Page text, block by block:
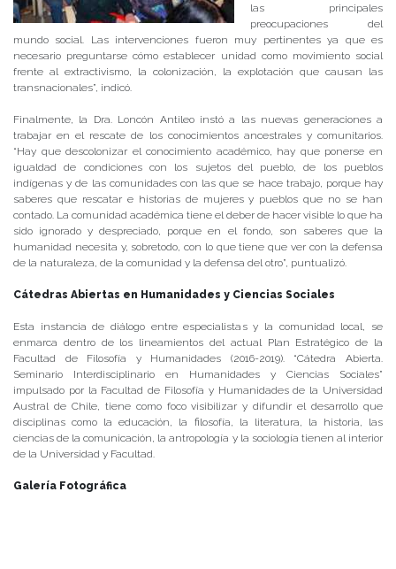
las principales
preocupaciones del
mundo social. Las intervenciones fueron muy pertinentes ya que es
necesario preguntarse cómo establecer unidad como movimiento social
frente al extractivismo, la colonización, la explotación que causan las
transnacionales”, indicó.
Finalmente, la Dra. Loncón Antileo instó a las nuevas generaciones a
trabajar en el rescate de los conocimientos ancestrales y comunitarios.
“Hay que descolonizar el conocimiento académico, hay que ponerse en
igualdad de condiciones con los sujetos del pueblo, de los pueblos
indígenas y de las comunidades con las que se hace trabajo, porque hay
saberes que rescatar e historias de mujeres y pueblos que no se han
contado. La comunidad académica tiene el deber de hacer visible lo que ha
sido ignorado y despreciado, porque en el fondo, son saberes que la
humanidad necesita y, sobretodo, con lo que tiene que ver con la defensa
de la naturaleza, de la comunidad y la defensa del otro”, puntualizó.
Cátedras Abiertas en Humanidades y Ciencias Sociales
Esta instancia de diálogo entre especialistas y la comunidad local, se
enmarca dentro de los lineamientos del actual Plan Estratégico de la
Facultad de Filosofía y Humanidades (2016-2019). “Cátedra Abierta.
Seminario Interdisciplinario en Humanidades y Ciencias Sociales”
impulsado por la Facultad de Filosofía y Humanidades de la Universidad
Austral de Chile, tiene como foco visibilizar y difundir el desarrollo que
disciplinas como la educación, la filosofía, la literatura, la historia, las
ciencias de la comunicación, la antropología y la sociología tienen al interior
de la Universidad y Facultad.
Galería Fotográfica